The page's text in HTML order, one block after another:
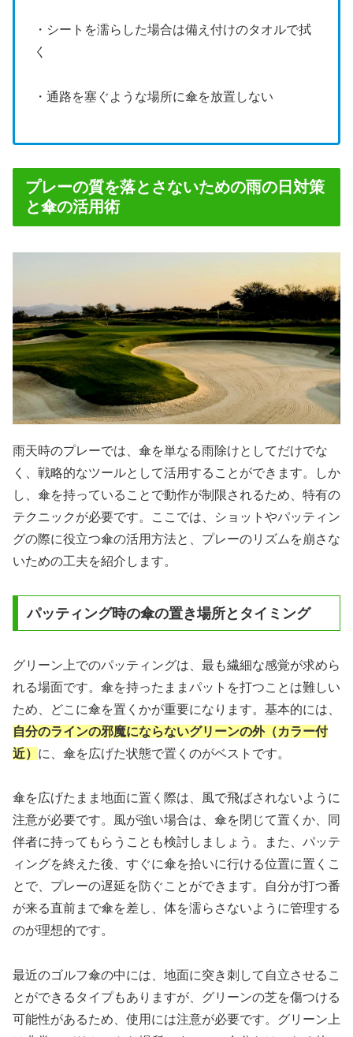
・シートを濡らした場合は備え付けのタオルで拭
く
・通路を塞ぐような場所に傘を放置しない
プレーの質を落とさないための雨の日対策
と傘の活用術
雨天時のプレーでは、傘を単なる雨除けとしてだけでな
く、戦略的なツールとして活用することができます。しか
し、傘を持っていることで動作が制限されるため、特有の
テクニックが必要です。ここでは、ショットやパッティン
グの際に役立つ傘の活用方法と、プレーのリズムを崩さな
いための工夫を紹介します。
パッティング時の傘の置き場所とタイミング
グリーン上でのパッティングは、最も繊細な感覚が求めら
れる場面です。傘を持ったままパットを打つことは難しい
ため、どこに傘を置くかが重要になります。基本的には、
自分のラインの邪魔にならないグリーンの外（カラー付
近） に、傘を広げた状態で置くのがベストです。
傘を広げたまま地面に置く際は、風で飛ばされないように
注意が必要です。風が強い場合は、傘を閉じて置くか、同
伴者に持ってもらうことも検討しましょう。また、パッテ
ィングを終えた後、すぐに傘を拾いに行ける位置に置くこ
とで、プレーの遅延を防ぐことができます。自分が打つ番
が来る直前まで傘を差し、体を濡らさないように管理する
のが理想的です。
最近のゴルフ傘の中には、地面に突き刺して自立させるこ
とができるタイプもありますが、グリーンの芝を傷つける
可能性があるため、使用には注意が必要です。グリーン上